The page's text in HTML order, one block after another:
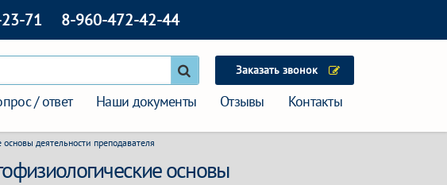
71 8-960-472-42-44
Заказать звонок
/ ответ Наши документы Отзывы Контакты
деятельности преподавателя
основы